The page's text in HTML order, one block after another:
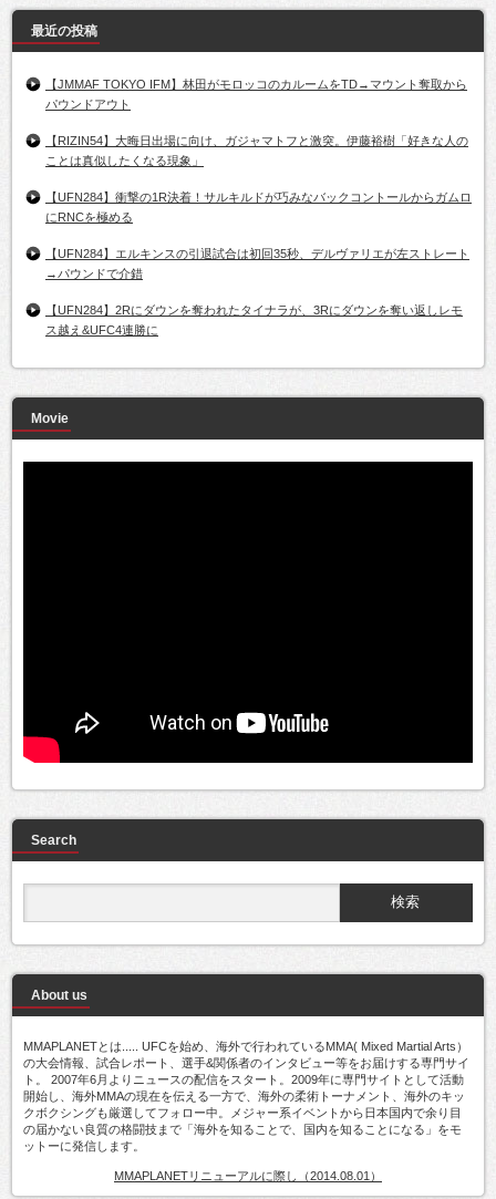
最近の投稿
【JMMAF TOKYO IFM】林田がモロッコのカルームをTD→マウント奪取から
パウンドアウト
【RIZIN54】大晦日出場に向け、ガジャマトフと激突。伊藤裕樹「好きな人の
ことは真似したくなる現象」
【UFN284】衝撃の1R決着！サルキルドが巧みなバックコントールからガムロ
にRNCを極める
【UFN284】エルキンスの引退試合は初回35秒、デルヴァリエが左ストレート
→パウンドで介錯
【UFN284】2Rにダウンを奪われたタイナラが、3Rにダウンを奪い返しレモ
ス越え&UFC4連勝に
Movie
Search
About us
MMAPLANETとは..... UFCを始め、海外で行われているMMA( Mixed Martial Arts）
の大会情報、試合レポート、選手&関係者のインタビュー等をお届けする専門サイ
ト。 2007年6月よりニュースの配信をスタート。2009年に専門サイトとして活動
開始し、海外MMAの現在を伝える一方で、海外の柔術トーナメント、海外のキッ
クボクシングも厳選してフォロー中。メジャー系イベントから日本国内で余り目
の届かない良質の格闘技まで「海外を知ることで、国内を知ることになる」をモ
ットーに発信します。
MMAPLANETリニューアルに際し（2014.08.01）